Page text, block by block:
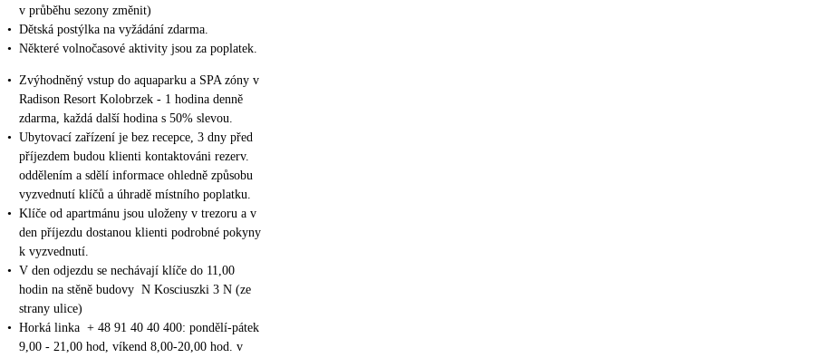
v průběhu sezony změnit)
• Dětská postýlka na vyžádání zdarma.
• Některé volnočasové aktivity jsou za poplatek.
• Zvýhodněný vstup do aquaparku a SPA zóny v
Radison Resort Kolobrzek - 1 hodina denně
zdarma, každá další hodina s 50% slevou.
• Ubytovací zařízení je bez recepce, 3 dny před
příjezdem budou klienti kontaktováni rezerv.
oddělením a sdělí informace ohledně způsobu
vyzvednutí klíčů a úhradě místního poplatku.
• Klíče od apartmánu jsou uloženy v trezoru a v
den příjezdu dostanou klienti podrobné pokyny
k vyzvednutí.
• V den odjezdu se nechávají klíče do 11,00
hodin na stěně budovy N Kosciuszki 3 N (ze
strany ulice)
• Horká linka + 48 91 40 40 400: pondělí-pátek
9,00 - 21,00 hod, víkend 8,00-20,00 hod. v